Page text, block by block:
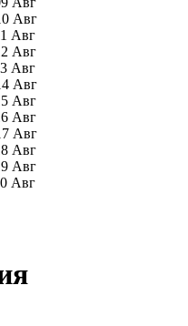
Авг
Авг
Авг
Авг
Авг
Авг
Авг
Авг
Авг
Авг
Авг